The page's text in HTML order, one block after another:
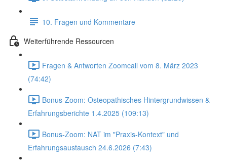
10. Fragen und Kommentare
Weiterführende Ressourcen
Fragen & Antworten Zoomcall vom 8. März 2023
(74:42)
Bonus-Zoom: Osteopathisches Hintergrundwissen &
Erfahrungsberichte 1.4.2025 (109:13)
Bonus-Zoom: NAT im "Praxis-Kontext" und
Erfahrungsaustausch 24.6.2026 (7:43)